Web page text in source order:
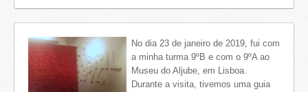
No dia 23 de janeiro de 2019, fui com
a minha turma 9ºB e com o 9ºA ao
Museu do Aljube, em Lisboa.
Durante a visita, tivemos uma guia